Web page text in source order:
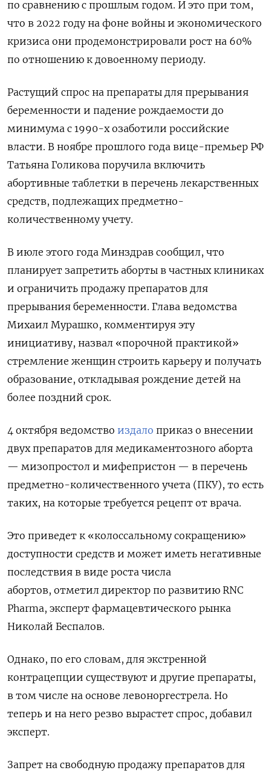
по сравнению с прошлым годом. И это при том,
что в 2022 году на фоне войны и экономического
кризиса они продемонстрировали рост на 60%
по отношению к довоенному периоду.
Растущий спрос на препараты для прерывания
беременности и падение рождаемости до
минимума с 1990-х озаботили российские
власти. В ноябре прошлого года вице-премьер РФ
Татьяна Голикова поручила включить
абортивные таблетки в перечень лекарственных
средств, подлежащих предметно-
количественному учету.
В июле этого года Минздрав сообщил, что
планирует запретить аборты в частных клиниках
и ограничить продажу препаратов для
прерывания беременности. Глава ведомства
Михаил Мурашко, комментируя эту
инициативу, назвал «порочной практикой»
стремление женщин строить карьеру и получать
образование, откладывая рождение детей на
более поздний срок.
4 октября ведомство издало приказ о внесении
двух препаратов для медикаментозного аборта
— мизопростол и мифепристон — в перечень
предметно-количественного учета (ПКУ), то есть
таких, на которые требуется рецепт от врача.
Это приведет к «колоссальному сокращению»
доступности средств и может иметь негативные
последствия в виде роста числа
абортов, отметил директор по развитию RNC
Pharma, эксперт фармацевтического рынка
Николай Беспалов.
Однако, по его словам, для экстренной
контрацепции существуют и другие препараты,
в том числе на основе левоноргестрела. Но
теперь и на него резво вырастет спрос, добавил
эксперт.
Запрет на свободную продажу препаратов для